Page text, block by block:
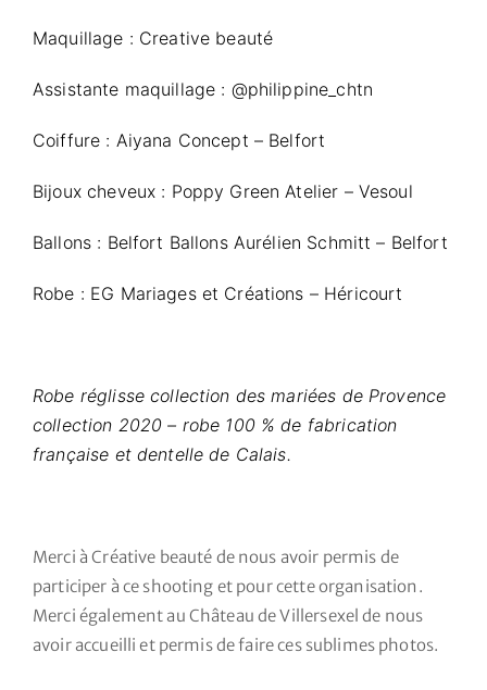
Maquillage : Creative beauté
Assistante maquillage : @philippine_chtn
Coiffure : Aiyana Concept – Belfort
Bijoux cheveux : Poppy Green Atelier – Vesoul
Ballons : Belfort Ballons Aurélien Schmitt – Belfort
Robe : EG Mariages et Créations – Héricourt
Robe réglisse collection des mariées de Provence
collection 2020 – robe 100 % de fabrication
française et dentelle de Calais.
Merci à Créative beauté de nous avoir permis de
participer à ce shooting et pour cette organisation.
Merci également au Château de Villersexel de nous
avoir accueilli et permis de faire ces sublimes photos.